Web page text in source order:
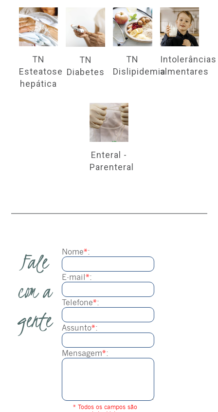
TN
Esteatose
hepática
TN
Diabetes
TN
Dislipidemia
Intolerâncias
almentares
Enteral -
Parenteral
Fale
com a
gente